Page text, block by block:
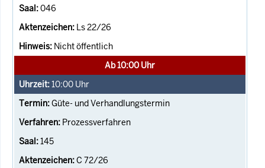
046
Ls 22/26
Nicht öffentlich
Ab 10:00 Uhr
10:00 Uhr
Güte- und Verhandlungstermin
Prozessverfahren
145
C 72/26